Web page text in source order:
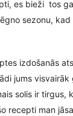
es bieži tos
sezonu,
izdošanās
jums
solis ir tirgus,
recepti man